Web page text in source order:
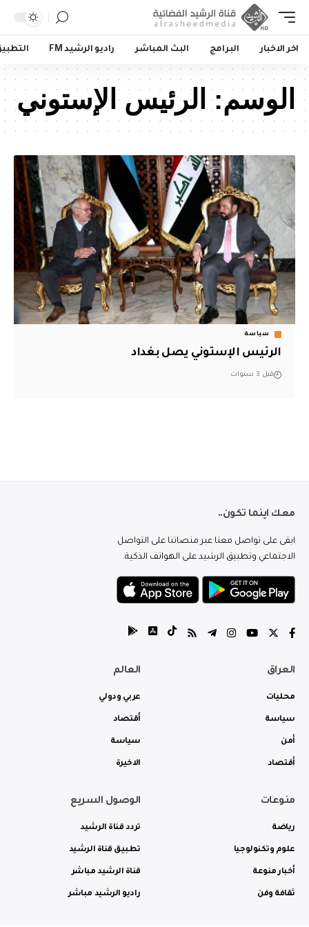
اخر الاخبار البرامج البث المباشر راديو الرشيد FM
الوسم: الرئيس الإستوني
سياسة
الرئيس الإستوني يصل بغداد
قبل 3 سنوات
معك اينما تكون..
ابقى على تواصل معنا عبر منصاتنا على التواصل
الاجتماعي وتطبيق الرشيد على الهواتف الذكية.
العراق
محليات
سياسة
أمن
أقتصاد
العالم
عربي ودولي
أقتصاد
سياسة
الاخيرة
منوعات
رياضة
علوم وتكنولوجيا
أخبار منوعة
ثقافة وفن
الوصول السريع
تردد قناة الرشيد
تطبيق قناة الرشيد
قناة الرشيد مباشر
راديو الرشيد مباشر